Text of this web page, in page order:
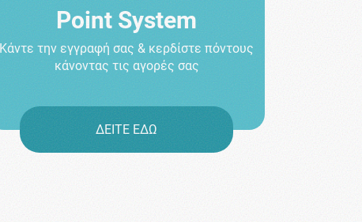
Point System
Κάντε την εγγραφή σας & κερδίστε πόντους
κάνοντας τις αγορές σας
ΔΕΙΤΕ ΕΔΩ